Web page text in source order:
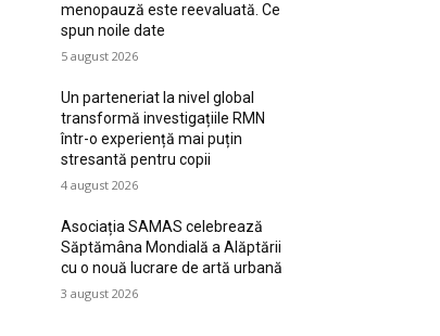
menopauză este reevaluată. Ce
spun noile date
5 august 2026
Un parteneriat la nivel global
transformă investigațiile RMN
într-o experiență mai puțin
stresantă pentru copii
4 august 2026
Asociația SAMAS celebrează
Săptămâna Mondială a Alăptării
cu o nouă lucrare de artă urbană
3 august 2026